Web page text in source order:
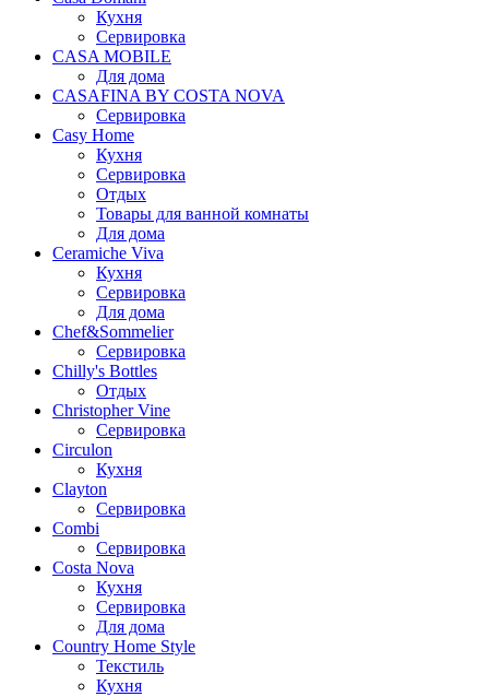
Кухня
Сервировка
CASA MOBILE
Для дома
CASAFINA BY COSTA NOVA
Сервировка
Casy Home
Кухня
Сервировка
Отдых
Товары для ванной комнаты
Для дома
Ceramiche Viva
Кухня
Сервировка
Для дома
Chef&Sommelier
Сервировка
Chilly's Bottles
Отдых
Christopher Vine
Сервировка
Circulon
Кухня
Clayton
Сервировка
Combi
Сервировка
Costa Nova
Кухня
Сервировка
Для дома
Country Home Style
Текстиль
Кухня